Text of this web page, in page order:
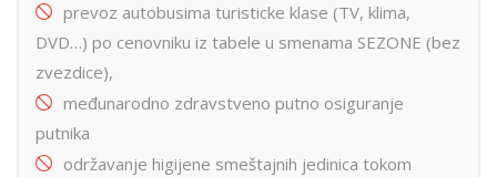
prevoz autobusima turisticke klase (TV, klima,
DVD…) po cenovniku iz tabele u smenama SEZONE (bez
zvezdice),
međunarodno zdravstveno putno osiguranje
putnika
održavanje higijene smeštajnih jedinica tokom